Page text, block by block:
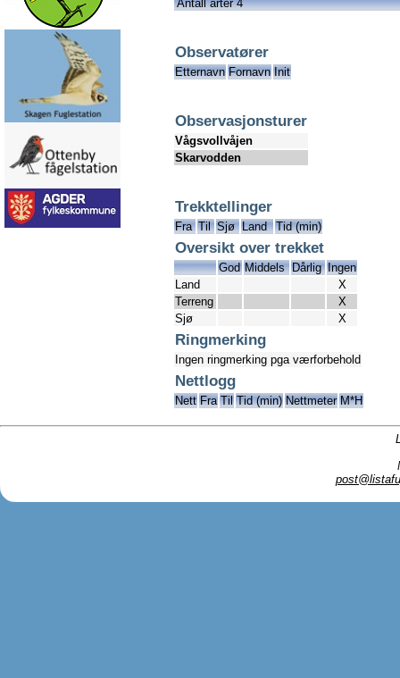
Antall arter 4
Observatører
Etternavn Fornavn Init
Observasjonsturer
Vågsvollvåjen
Skarvodden
Trekktellinger
Fra Til Sjø Land Tid (min)
Oversikt over trekket
God Middels Dårlig Ingen
Land
X
Terreng
X
Sjø
X
Ringmerking
Ingen ringmerking pga værforbehold
Nettlogg
Nett Fra Til Tid (min) Nettmeter M*H